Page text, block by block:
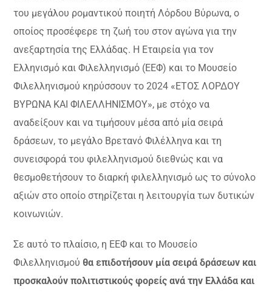
του μεγάλου ρομαντικού ποιητή Λόρδου Βύρωνα, ο
οποίος προσέφερε τη ζωή του στον αγώνα για την
ανεξαρτησία της Ελλάδας. Η Εταιρεία για τον
Ελληνισμό και Φιλελληνισμό (ΕΕΦ) και το Μουσείο
Φιλελληνισμού κηρύσσουν το 2024 «ΕΤΟΣ ΛΟΡΔΟΥ
ΒΥΡΩΝΑ ΚΑΙ ΦΙΛΕΛΛΗΝΙΣΜΟΥ», με στόχο να
αναδείξουν και να τιμήσουν μέσα από μία σειρά
δράσεων, το μεγάλο Βρετανό Φιλέλληνα και τη
συνεισφορά του φιλελληνισμού διεθνώς και να
θεσμοθετήσουν το διαρκή φιλελληνισμό ως το σύνολο
αξιών στο οποίο στηρίζεται η λειτουργία των δυτικών
κοινωνιών.
Σε αυτό το πλαίσιο, η ΕΕΦ και το Μουσείο
Φιλελληνισμού θα επιδοτήσουν μία σειρά δράσεων και
προσκαλούν πολιτιστικούς φορείς ανά την Ελλάδα και